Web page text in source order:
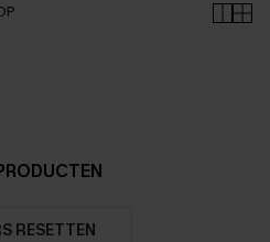
RESETTEN